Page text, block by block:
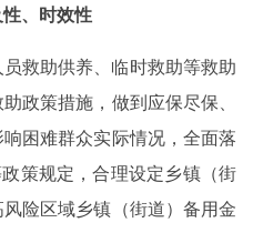
、时效性
救助供养、临时救助等救助
政策措施，做到应保尽保、
困难群众实际情况，全面落
策规定，合理设定乡镇（街
险区域乡镇（街道）备用金